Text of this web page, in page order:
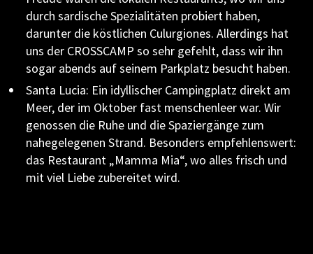
durch sardische Spezialitäten probiert haben,
darunter die köstlichen Culurgiones. Allerdings hat
uns der CROSSCAMP so sehr gefehlt, dass wir ihn
sogar abends auf seinem Parkplatz besucht haben.
Santa Lucia: Ein idyllischer Campingplatz direkt am
Meer, der im Oktober fast menschenleer war. Wir
genossen die Ruhe und die Spaziergänge zum
nahegelegenen Strand. Besonders empfehlenswert:
das Restaurant „Mamma Mia“, wo alles frisch und
mit viel Liebe zubereitet wird.